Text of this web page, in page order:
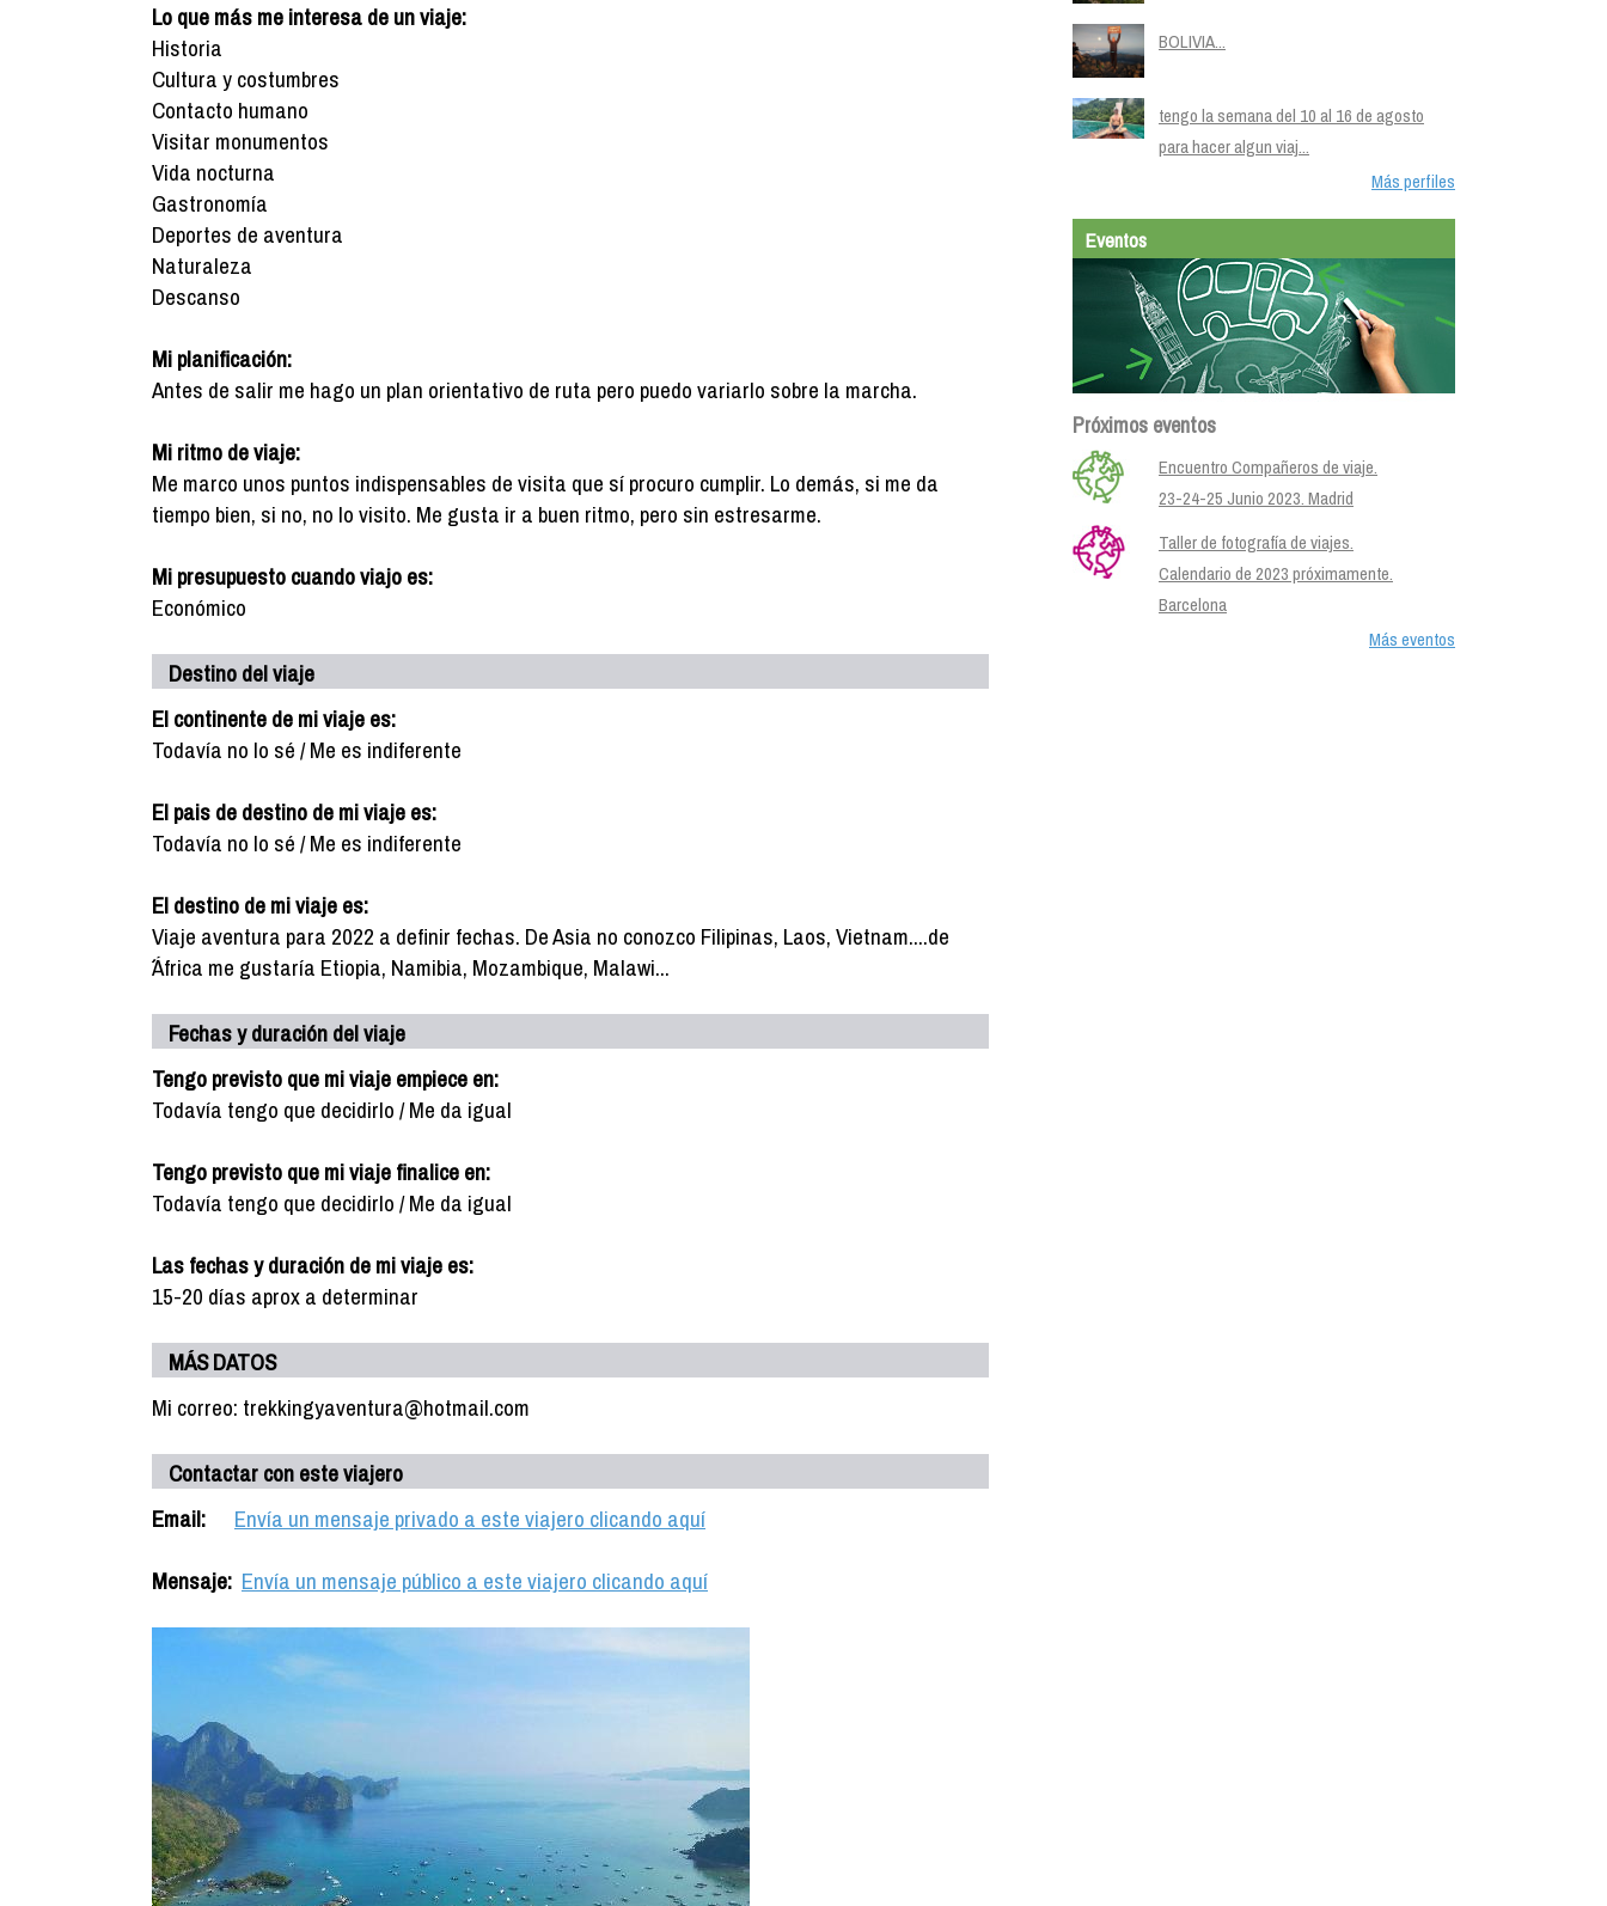
Lo que más me interesa de un viaje:
Historia
Cultura y costumbres
Contacto humano
Visitar monumentos
Vida nocturna
Gastronomía
Deportes de aventura
Naturaleza
Descanso
Mi planificación:
Antes de salir me hago un plan orientativo de ruta pero puedo variarlo sobre la marcha.
Mi ritmo de viaje:
Me marco unos puntos indispensables de visita que sí procuro cumplir. Lo demás, si me da
tiempo bien, si no, no lo visito. Me gusta ir a buen ritmo, pero sin estresarme.
Mi presupuesto cuando viajo es:
Económico
Destino del viaje
El continente de mi viaje es:
Todavía no lo sé / Me es indiferente
El pais de destino de mi viaje es:
Todavía no lo sé / Me es indiferente
El destino de mi viaje es:
Viaje aventura para 2022 a definir fechas. De Asia no conozco Filipinas, Laos, Vietnam....de
´´África me gustaría Etiopia, Namibia, Mozambique, Malawi...
Fechas y duración del viaje
Tengo previsto que mi viaje empiece en:
Todavía tengo que decidirlo / Me da igual
Tengo previsto que mi viaje finalice en:
Todavía tengo que decidirlo / Me da igual
Las fechas y duración de mi viaje es:
15-20 días aprox a determinar
MÁS DATOS
Mi correo: trekkingyaventura@hotmail.com
Contactar con este viajero
Email:
Envía un mensaje privado a este viajero clicando aquí
Mensaje: Envía un mensaje público a este viajero clicando aquí
BOLIVIA...
tengo la semana del 10 al 16 de agosto
para hacer algun viaj...
Más perfiles
Eventos
Próximos eventos
Encuentro Compañeros de viaje.
23-24-25 Junio 2023. Madrid
Taller de fotografía de viajes.
Calendario de 2023 próximamente.
Barcelona
Más eventos